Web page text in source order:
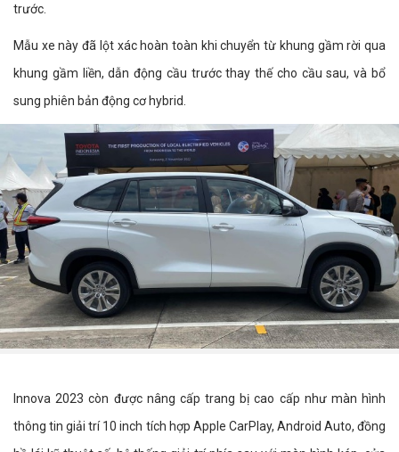
trước.
Mẫu xe này đã lột xác hoàn toàn khi chuyển từ khung gầm rời qua
khung gầm liền, dẫn động cầu trước thay thế cho cầu sau, và bổ
sung phiên bản động cơ hybrid.
Innova 2023 còn được nâng cấp trang bị cao cấp như màn hình
thông tin giải trí 10 inch tích hợp Apple CarPlay, Android Auto, đồng